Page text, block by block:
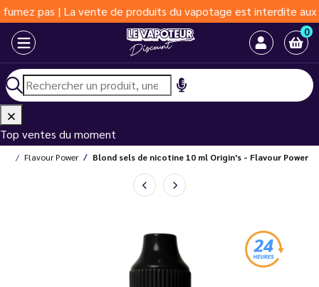
| La vente de produits du vapotage est interdite aux
0
Top ventes du moment
Flavour Power Blond sels de nicotine 10 ml Origin's - Flavour Power